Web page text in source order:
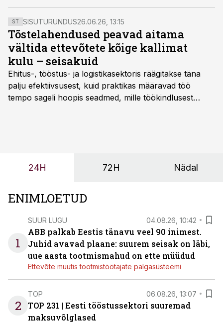
sundides valitsust pääseteed leidma.
ST SISUTURUNDUS26.06.26, 13:15
Tõstelahendused peavad aitama
vältida ettevõtete kõige kallimat
kulu – seisakuid
Ehitus-, tööstus- ja logistikasektoris räägitakse täna
palju efektiivsusest, kuid praktikas määravad töö
tempo sageli hoopis seadmed, mille töökindlusest
24H 72H Nädal
ENIMLOETUD
1
SUUR LUGU 04.08.26, 10:42
ABB palkab Eestis tänavu veel 90 inimest.
Juhid avavad plaane: suurem seisak on läbi,
uue aasta tootmismahud on ette müüdud
Ettevõte muutis tootmistöötajate palgasüsteemi
2
TOP 06.08.26, 13:07
TOP 231 | Eesti tööstussektori suuremad
maksuvõlglased